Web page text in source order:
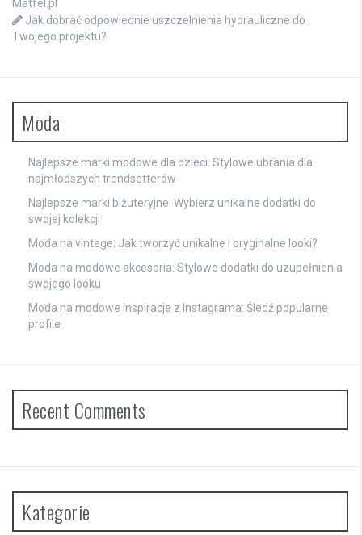
Matfel.pl
Jak dobrać odpowiednie uszczelnienia hydrauliczne do
Twojego projektu?
Moda
Najlepsze marki modowe dla dzieci: Stylowe ubrania dla
najmłodszych trendsetterów
Najlepsze marki biżuteryjne: Wybierz unikalne dodatki do
swojej kolekcji
Moda na vintage: Jak tworzyć unikalne i oryginalne looki?
Moda na modowe akcesoria: Stylowe dodatki do uzupełnienia
swojego looku
Moda na modowe inspiracje z Instagrama: Śledź popularne
profile
Recent Comments
Kategorie